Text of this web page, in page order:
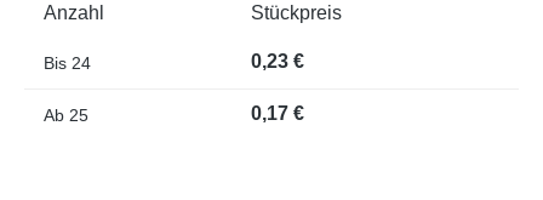
Anzahl Stückpreis
Bis 24 0,23 €
Ab 25 0,17 €